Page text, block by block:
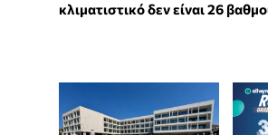
κλιματιστικό δεν είναι 26